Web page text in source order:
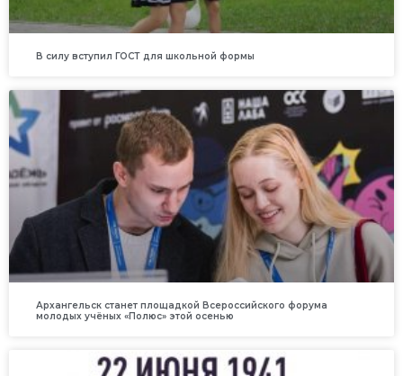
В силу вступил ГОСТ для школьной формы
Архангельск станет площадкой Всероссийского форума
молодых учёных «Полюс» этой осенью